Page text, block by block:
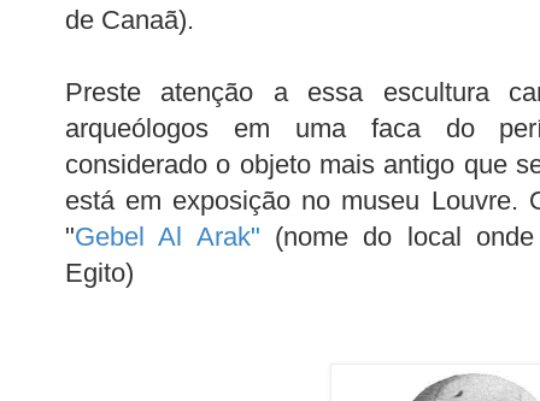
de Canaã).
Preste atenção a essa escultura
arqueólogos em uma faca do
considerado o objeto mais antigo que
está em exposição no museu Louvre.
"Gebel Al Arak" (nome do local
Egito)